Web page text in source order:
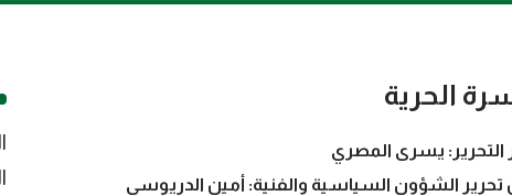
الحرية
التحرير: يسرى المصري
تحرير الشؤون السياسية والفنية: أمين الدريوسي